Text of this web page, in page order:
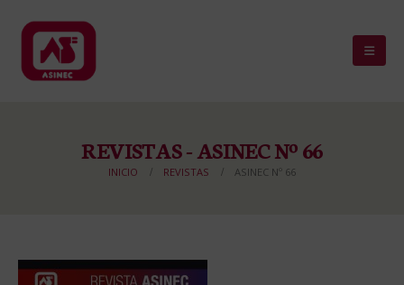
REVISTAS - ASINEC Nº 66
INICIO REVISTAS ASINEC Nº 66